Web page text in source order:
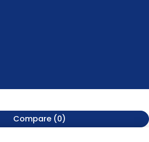
Compare (0)